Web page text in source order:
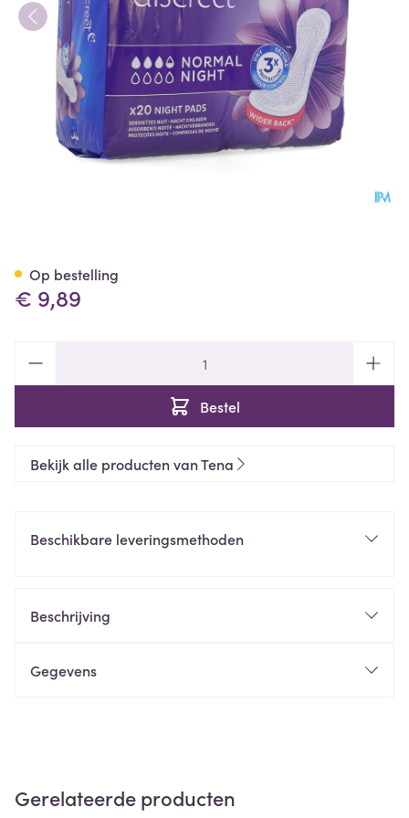
€ 9,89
Bestel
Op bestelling
Bekijk alle producten van Tena
Beschikbare leveringsmethoden
Beschrijving
Gegevens
Gerelateerde producten